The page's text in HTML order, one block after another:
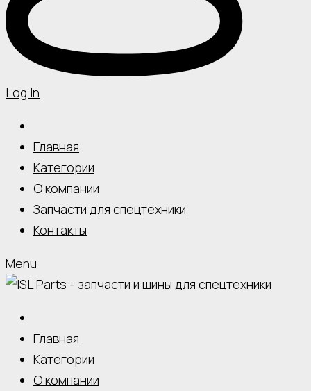
Log In
Главная
Категории
О компании
Запчасти для спецтехники
Контакты
Menu
Главная
Категории
О компании